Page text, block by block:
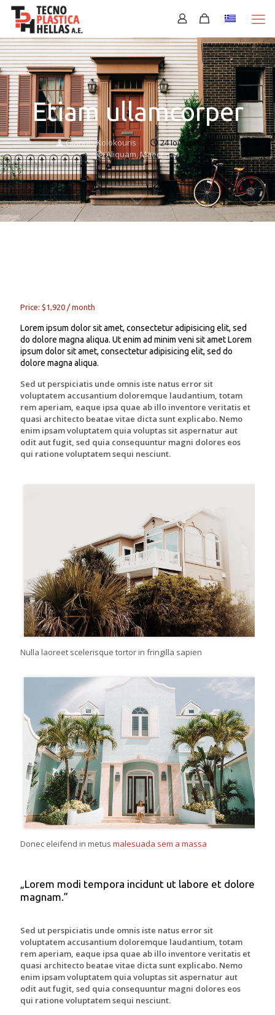
Etiam ullamcorper
Giannis Kolokouris
24 Ιουλίου, 2018
Aliquam,Maecenas
Price: $1,920 / month
Lorem ipsum dolor sit amet, consectetur adipisicing elit, sed
do dolore magna aliqua. Ut enim ad minim veni sit amet Lorem
ipsum dolor sit amet, consectetur adipisicing elit, sed do
dolore magna aliqua.
Sed ut perspiciatis unde omnis iste natus error sit
voluptatem accusantium doloremque laudantium, totam
rem aperiam, eaque ipsa quae ab illo inventore veritatis et
quasi architecto beatae vitae dicta sunt explicabo. Nemo
enim ipsam voluptatem quia voluptas sit aspernatur aut
odit aut fugit, sed quia consequuntur magni dolores eos
qui ratione voluptatem sequi nesciunt.
Nulla laoreet scelerisque tortor in fringilla sapien
Donec eleifend in metus malesuada sem a massa
„Lorem modi tempora incidunt ut labore et dolore
magnam.”
Sed ut perspiciatis unde omnis iste natus error sit
voluptatem accusantium doloremque laudantium, totam
rem aperiam, eaque ipsa quae ab illo inventore veritatis et
quasi architecto beatae vitae dicta sunt explicabo. Nemo
enim ipsam voluptatem quia voluptas sit aspernatur aut
odit aut fugit, sed quia consequuntur magni dolores eos
qui ratione voluptatem sequi nesciunt.